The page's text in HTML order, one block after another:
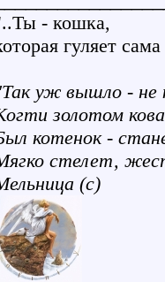
- кошка,
гуляет
уж вышло - не
золотом
котенок -
стелет,
(с)